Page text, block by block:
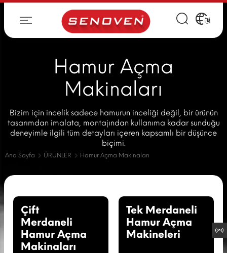
Hamur Açma
Makinaları
Bizim için incelik sadece hamurun inceliği değil, bir ürünün
tasarımdan imalata, montajından kullanıma kadar sunduğu
deneyimle ilgili tüm detayları içeren kapsamlı bir düşünce
biçimi.
Ana Sayfa ÜRÜNLER Hamur Açma Makinaları
Çift
Merdaneli
Hamur Açma
Makinaları
Tek Merdaneli
Hamur Açma
Makineleri